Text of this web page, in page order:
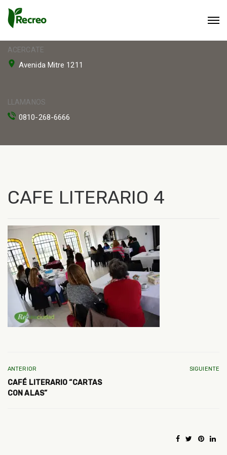
ACERCATE
Avenida Mitre 1211
LLAMANOS
0810-268-6666
CAFE LITERARIO 4
ANTERIOR
CAFÉ LITERARIO “CARTAS
CON ALAS”
SIGUIENTE